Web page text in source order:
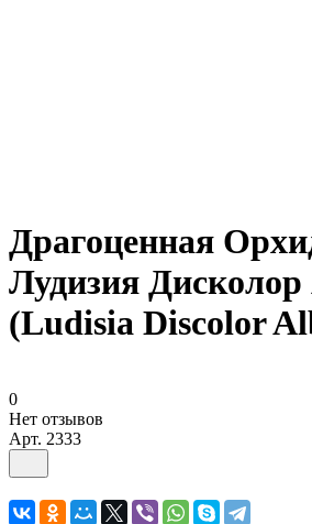
Драгоценная
Лудизия
(Ludisia Discolor
0
Нет отзывов
Арт. 2333